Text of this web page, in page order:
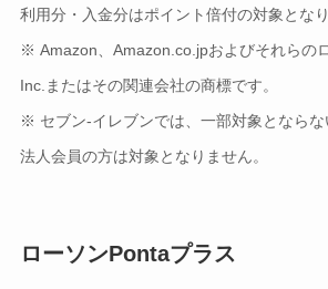
利用分・入金分はポイント倍付の対象となり
※ Amazon、Amazon.co.jpおよびそれらの
Inc.またはその関連会社の商標です。
※ セブン‐イレブンでは、一部対象とならな
法人会員の方は対象となりません。
ローソンPontaプラス